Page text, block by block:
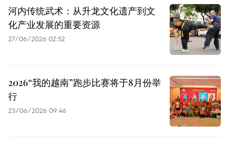
河内传统武术：从升龙文化遗产到文
化产业发展的重要资源
27/06/2026 02:52
2026“我的越南”跑步比赛将于8月份举
行
23/06/2026 09:46